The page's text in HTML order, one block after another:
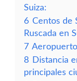
Suiza:
6 Centos de
Ruscada en
7
8 Distancia
principales